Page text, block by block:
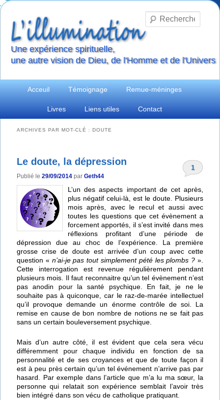
Une expérience spirituelle,
une autre vision de Dieu, de l'Homme et de l'Univers
Aller
contenu
Aller
contenu
Acceuil Témoignage Remue-méninges
Livres Liens utiles Contact
ARCHIVES PAR MOT-CLÉ :DOUTE
Le doute, la dépression
Publié le29/09/2014 parGeth44
1
L’un des aspects important de cet après,
plus négatif celui-là, est le doute. Plusieurs
mois après, avec le recul et aussi avec
toutes les questions que cet évènement a
forcement apportés, il s’est invité dans mes
réflexions profitant d’une période de
dépression due au choc de l’expérience. La première
grosse crise de doute est arrivée d’un coup avec cette
question « n’ai-je pas tout simplement pété les plombs ? ».
Cette interrogation est revenue régulièrement pendant
plusieurs mois. Il faut reconnaitre qu’un tel évènement n’est
pas anodin pour la santé psychique. En fait, je ne le
souhaite pas à quiconque, car le raz-de-marée intellectuel
qu’il provoque demande un énorme contrôle de soi. La
remise en cause de bon nombre de notions ne se fait pas
sans un certain bouleversement psychique.
Mais d’un autre côté, il est évident que cela sera vécu
différemment pour chaque individu en fonction de sa
personnalité et de ses croyances et que de toute façon il
est à peu près certain qu’un tel événement n’arrive pas par
hasard. Par exemple dans l’article que m’a lu ma sœur, la
personne qui relatait son expérience semblait l’avoir très
bien intégré dans son vécu de catholique pratiquant.